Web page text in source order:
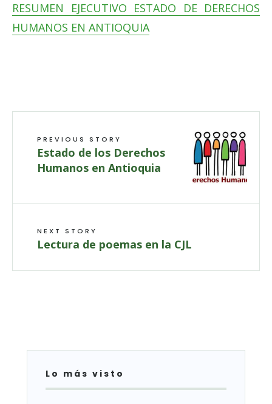
RESUMEN EJECUTIVO ESTADO DE DERECHOS
HUMANOS EN ANTIOQUIA
PREVIOUS STORY
Estado de los Derechos
Humanos en Antioquia
NEXT STORY
Lectura de poemas en la CJL
Lo más visto